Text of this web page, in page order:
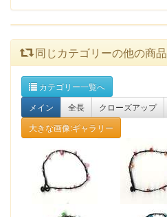
同じカテゴリーの他の商品
カテゴリー一覧へ
メイン
全長 クローズアップ
大きな画像:ギャラリー